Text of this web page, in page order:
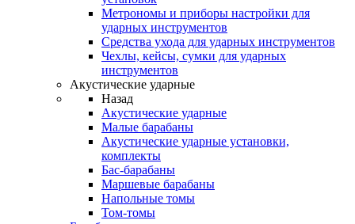
Метрономы и приборы настройки для
ударных инструментов
Средства ухода для ударных инструментов
Чехлы, кейсы, сумки для ударных
инструментов
Акустические ударные
Назад
Акустические ударные
Mалые барабаны
Акустические ударные установки,
комплекты
Бас-барабаны
Маршевые барабаны
Напольные томы
Том-томы